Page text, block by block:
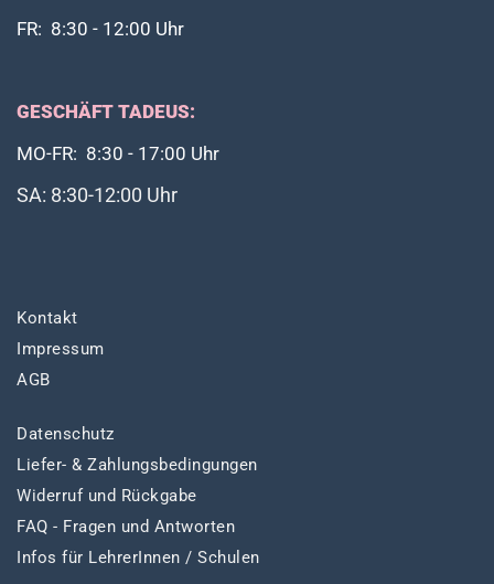
FR: 8:30 - 12:00 Uhr
GESCHÄFT TADEUS:
MO-FR: 8:30 - 17:00 Uhr
SA: 8:30-12:00 Uhr
Kontakt
Impressum
AGB
Datenschutz
Liefer- & Zahlungsbedingungen
Widerruf und Rückgabe
FAQ - Fragen und Antworten
Infos für LehrerInnen / Schulen